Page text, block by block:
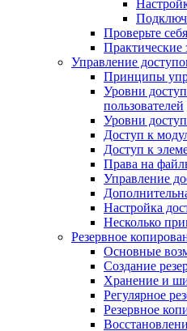
Проверьте себя
Практические
Управление
Принципы
Уровни
пользователей
Уровни
Доступ к
Доступ к
Права на
Управление
Настройка
Несколько
Резервное
Основные
Создание
Хранение и
Регулярное
Резервное